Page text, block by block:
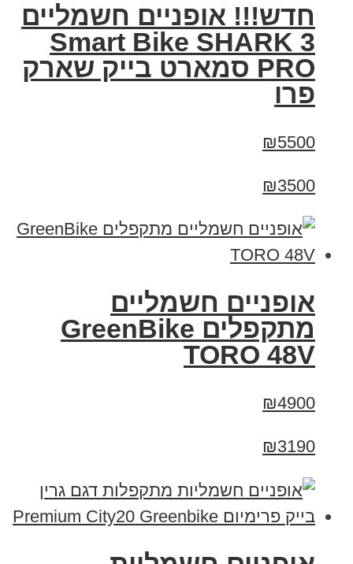
חדש!!! אופניים חשמליים
Smart Bike SHARK 3
PRO סמארט בייק שארק
פרו
₪5500
₪3500
אופניים חשמליים
מתקפלים GreenBike
TORO 48V
₪4900
₪3190